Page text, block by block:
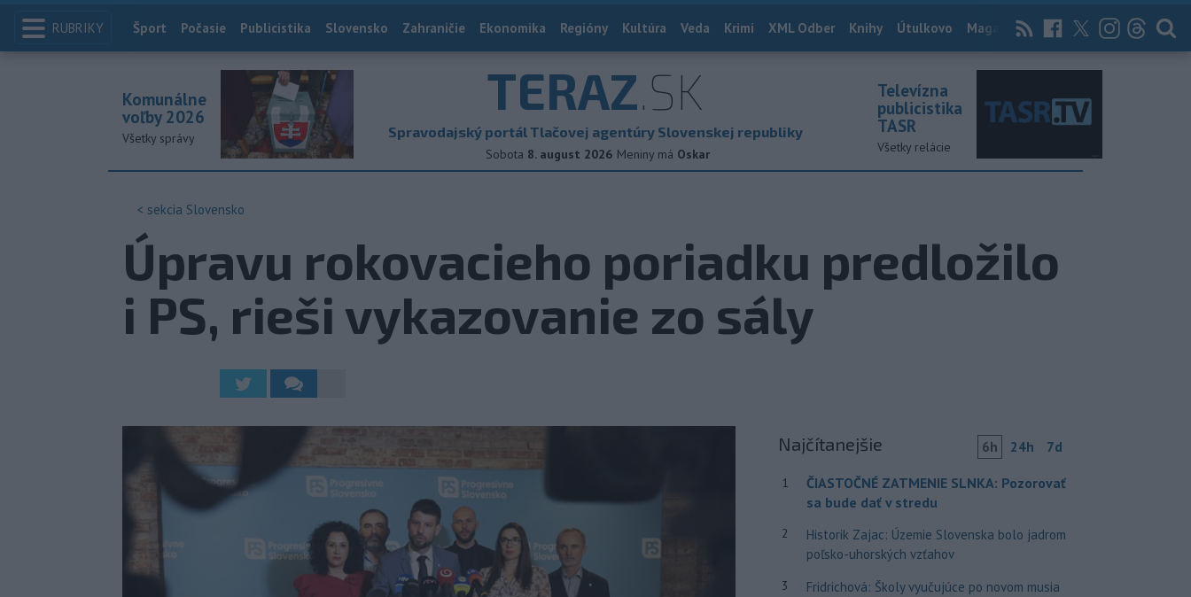
RUBRIKY Index
Šport Počasie Publicistika Slovensko Zahraničie Ekonomika Regióny Kultúra Veda Krimi XML Odber Knihy Útulkovo Magazín News Now Archív
TERAZ.SK
Spravodajský portál Tlačovej agentúry Slovenskej republiky
Sobota 8. august 2026 Meniny má Oskar
Komunálne
voľby 2026
Všetky správy
Televízna
publicistika
TASR
Všetky relácie
< sekcia Slovensko
Úpravu rokovacieho poriadku predložilo
i PS, rieši vykazovanie zo sály
Najčítanejšie 6h 24h 7d
1
ČIASTOČNÉ ZATMENIE SLNKA: Pozorovať
sa bude dať v stredu
2
Historik Zajac: Územie Slovenska bolo jadrom
poľsko-uhorských vzťahov
3
Fridrichová: Školy vyučujúce po novom musia